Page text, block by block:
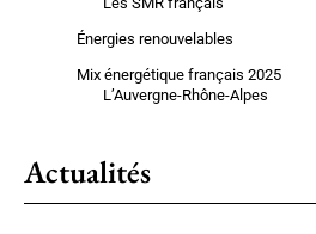
Énergies renouvelables
Mix énergétique français 2025
L’Auvergne-Rhône-Alpes
Actualités